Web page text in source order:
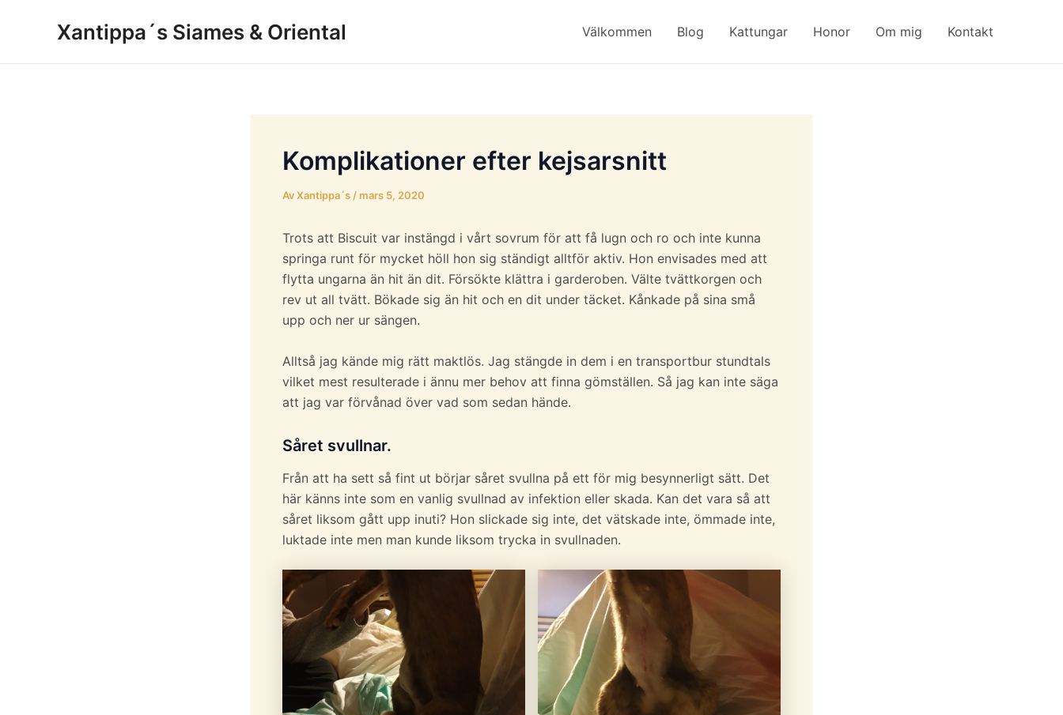
Xantippa´s Siames & Oriental Välkommen Blog Kattungar Honor Om mig Kontakt
Komplikationer efter kejsarsnitt
AvXantippa´s / mars 5, 2020
Trots att Biscuit var instängd i vårt sovrum för att få lugn och ro och inte kunna
springa runt för mycket höll hon sig ständigt alltför aktiv. Hon envisades med att
flytta ungarna än hit än dit. Försökte klättra i garderoben. Välte tvättkorgen och
rev ut all tvätt. Bökade sig än hit och en dit under täcket. Kånkade på sina små
upp och ner ur sängen.
Alltså jag kände mig rätt maktlös. Jag stängde in dem i en transportbur stundtals
vilket mest resulterade i ännu mer behov att finna gömställen. Så jag kan inte säga
att jag var förvånad över vad som sedan hände.
Såret svullnar.
Från att ha sett så fint ut börjar såret svullna på ett för mig besynnerligt sätt. Det
här känns inte som en vanlig svullnad av infektion eller skada. Kan det vara så att
såret liksom gått upp inuti? Hon slickade sig inte, det vätskade inte, ömmade inte,
luktade inte men man kunde liksom trycka in svullnaden.